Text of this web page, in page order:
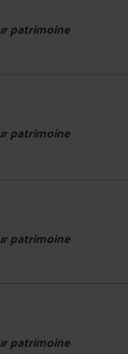
patrimoine
patrimoine
patrimoine
patrimoine